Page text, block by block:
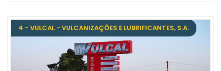
4 - VULCAL - VULCANIZAÇÕES E LUBRIFICANTES, S.A.